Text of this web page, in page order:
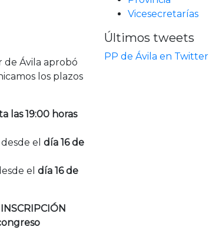
de Ávila aprobó
los plazos
las 19:00 horas
el día 16 de
el día 16 de
Vicesecretarías
Últimos tweets
PP de Ávila en Twitter